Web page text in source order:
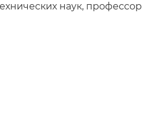
наук, профессор